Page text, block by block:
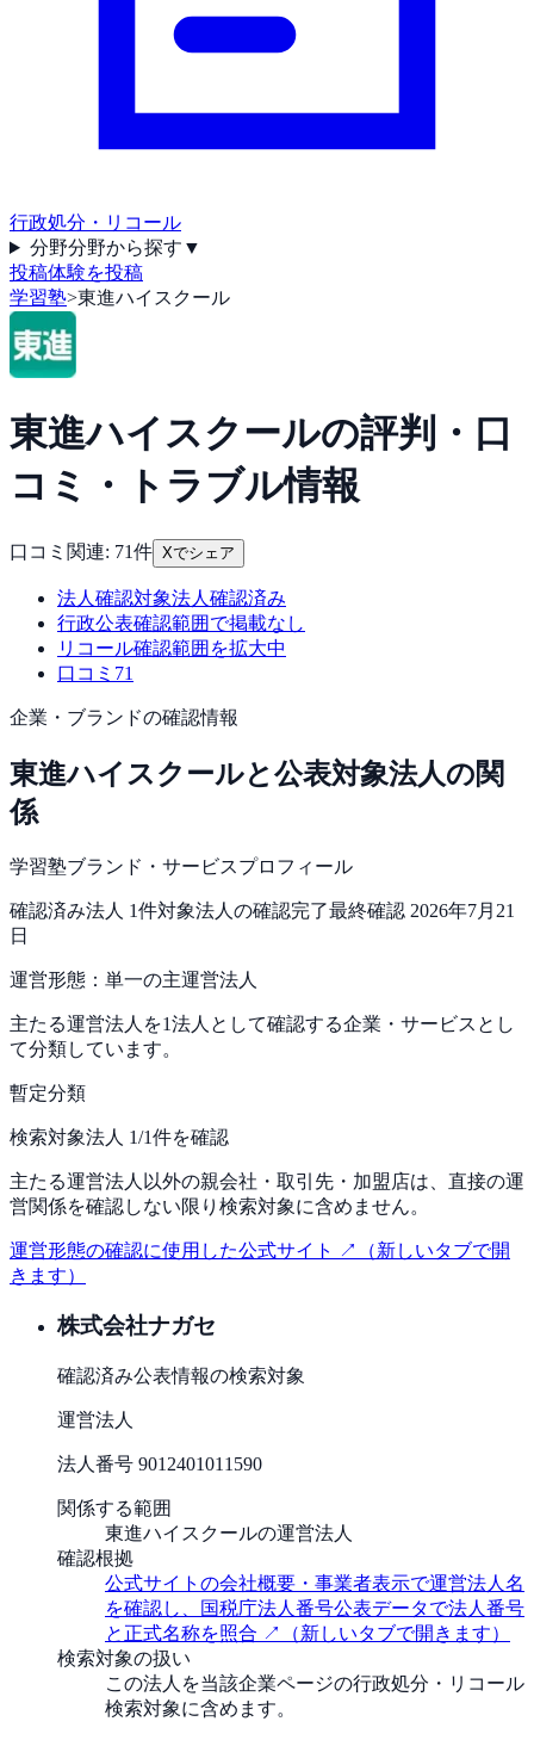
行政処分・リコール
分野分野から探す ▼
投稿体験を投稿
学習塾>東進ハイスクール
東進ハイスクールの評判・口
コミ・トラブル情報
口コミ関連: 71件 Xでシェア
法人確認対象法人確認済み
行政公表確認範囲で掲載なし
リコール確認範囲を拡大中
口コミ 71
企業・ブランドの確認情報
東進ハイスクールと公表対象法人の関
係
学習塾ブランド・サービスプロフィール
確認済み法人 1件対象法人の確認完了最終確認 2026年7月21
日
運営形態： 単一の主運営法人
主たる運営法人を1法人として確認する企業・サービスとし
て分類しています。
暫定分類
検索対象法人 1/1件を確認
主たる運営法人以外の親会社・取引先・加盟店は、直接の運
営関係を確認しない限り検索対象に含めません。
運営形態の確認に使用した公式サイト ↗
（新しいタブで開
きます）
株式会社ナガセ
確認済み公表情報の検索対象
運営法人
法人番号 9012401011590
関係する範囲
東進ハイスクールの運営法人
確認根拠
公式サイトの会社概要・事業者表示で運営法人名
を確認し、国税庁法人番号公表データで法人番号
と正式名称を照合 ↗
（新しいタブで開きます）
検索対象の扱い
この法人を当該企業ページの行政処分・リコール
検索対象に含めます。